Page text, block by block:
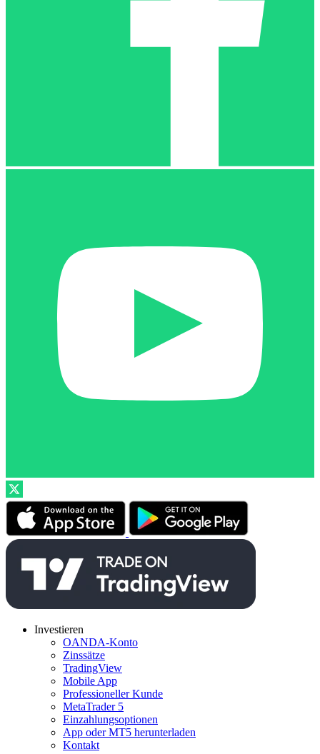
Investieren
OANDA-Konto
Zinssätze
TradingView
Mobile App
Professioneller Kunde
MetaTrader 5
Einzahlungsoptionen
App oder MT5 herunterladen
Kontakt